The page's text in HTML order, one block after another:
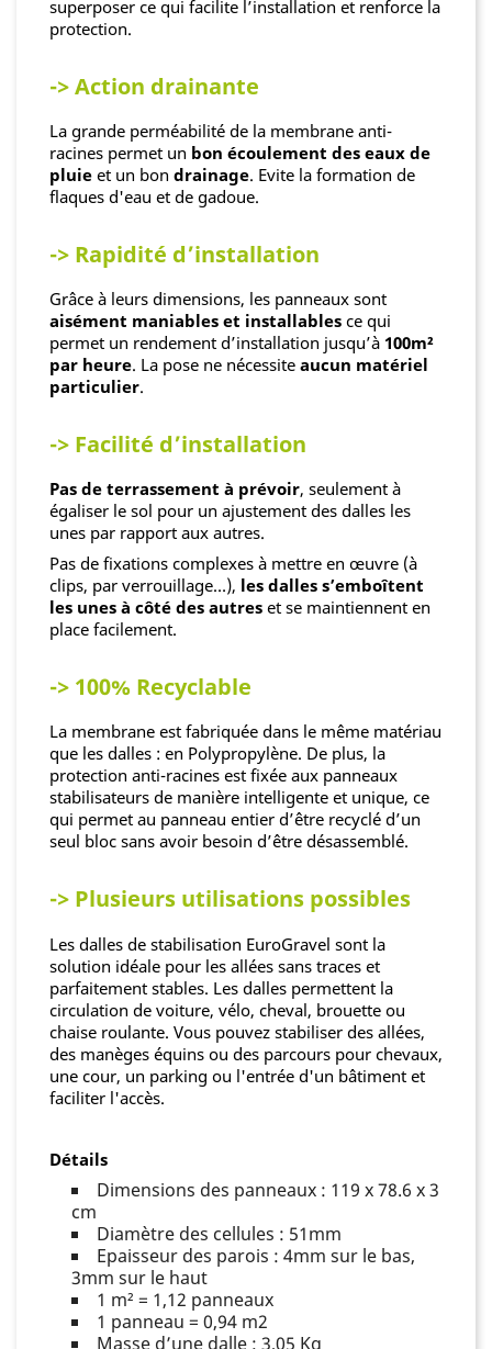
superposer ce qui facilite l’installation et renforce la
protection.
-> Action drainante
La grande perméabilité de la membrane anti-
racines permet un bon écoulement des eaux de
pluie et un bon drainage. Evite la formation de
flaques d'eau et de gadoue.
-> Rapidité d’installation
Grâce à leurs dimensions, les panneaux sont
aisément maniables et installables ce qui
permet un rendement d’installation jusqu’à 100m²
par heure. La pose ne nécessite aucun matériel
particulier.
-> Facilité d’installation
Pas de terrassement à prévoir, seulement à
égaliser le sol pour un ajustement des dalles les
unes par rapport aux autres.
Pas de fixations complexes à mettre en œuvre (à
clips, par verrouillage…), les dalles s’emboîtent
les unes à côté des autres et se maintiennent en
place facilement.
-> 100% Recyclable
La membrane est fabriquée dans le même matériau
que les dalles : en Polypropylène. De plus, la
protection anti-racines est fixée aux panneaux
stabilisateurs de manière intelligente et unique, ce
qui permet au panneau entier d’être recyclé d’un
seul bloc sans avoir besoin d’être désassemblé.
-> Plusieurs utilisations possibles
Les dalles de stabilisation EuroGravel sont la
solution idéale pour les allées sans traces et
parfaitement stables. Les dalles permettent la
circulation de voiture, vélo, cheval, brouette ou
chaise roulante. Vous pouvez stabiliser des allées,
des manèges équins ou des parcours pour chevaux,
une cour, un parking ou l'entrée d'un bâtiment et
faciliter l'accès.
Détails
Dimensions des panneaux : 119 x 78.6 x 3
cm
Diamètre des cellules : 51mm
Epaisseur des parois : 4mm sur le bas,
3mm sur le haut
1 m² = 1,12 panneaux
1 panneau = 0,94 m2
Masse d’une dalle : 3,05 Kg